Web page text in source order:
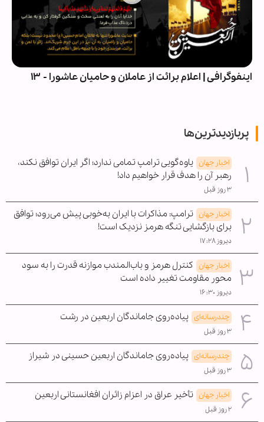
اینفوگرافی | اعلام برائت از عاملان و حامیان عاشورا - ۱۳
پربازدیدترین‌ها
اخبار جهان یاوه‌گویی ترامپ تمامی ندارد؛ اگر ایران توافق نکند،
رهبر آن را هدف قرار خواهیم داد!
۳ روز قبل
اخبار جهان ترامپ: مذاکرات با ایران به‌خوبی پیش می‌رود؛ توافق
برای بازگشایی تنگه هرمز نزدیک است!
دیروز ۱۷:۲۸
اخبار جهان کنترل هرمز و باب‌المندب موازنه قدرت را به سود
محور مقاومت تغییر داده است
دیروز ۱۶:۳۰
چندرسانه‌ای پیاده‌روی جاماندگان اربعین در رشت
۳ روز قبل
چندرسانه‌ای پیاده‌روی جاماندگان اربعین حسینی در شیراز
۳ روز قبل
اخبار جهان تأخیر عراق در اعزام زائران افغانستانی اربعین
۲ روز قبل